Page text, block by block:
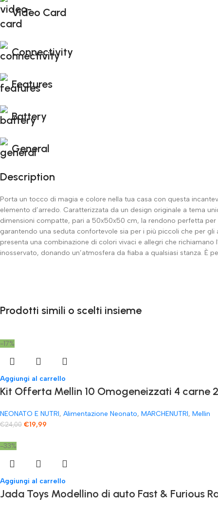
Video Card
Connectivity
Features
Battery
General
Description
Porta un tocco di magia e colore nella tua casa con questa
elemento d’arredo. Caratterizzata da un design originale a tema
dimensioni compatte, pari a 50x50x50 cm, la rendono perfetta
garantendo una seduta confortevole sia per i più piccoli che per
presenta una combinazione di colori vivaci e allegri che
inosservato, donando un’atmosfera da fiaba a qualsiasi stanza.
Prodotti simili o scelti insieme
-17%
Aggiungi al carrello
Kit Offerta Mellin 10 Omogeneizzati 4 carne
NEONATO E NUTRI, Alimentazione Neonato, MARCHENUTRI, Mellin
€24,00 €19,99
-33%
Aggiungi al carrello
Jada Toys Modellino di auto Fast & Furious